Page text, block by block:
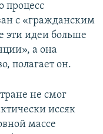
процесс
с «гражданским
эти идеи больше
а она
полагает он.
не смог
иссяк
массе